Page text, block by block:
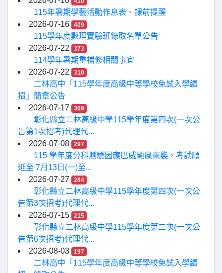
115年暑期學藝活動作息表、課前提醒
2026-07-16
409
115學年度數理實驗班錄取名單公告
2026-07-22
373
114學年暑期重補修相關事宜
2026-07-22
310
二林高中「115學年度高級中等學校免試入學續
招」簡章公告
2026-07-17
309
彰化縣立二林高級中學115學年度第四次(一次公
告第1次招考)代理代...
2026-07-08
297
115 學年度分科測驗因應巴威颱風來襲，考試順
延至 7月13日(一)至...
2026-07-27
284
彰化縣立二林高級中學115學年度第四次(一次公
告第3次招考)代理代...
2026-07-15
215
彰化縣立二林高級中學115學年度第二次(一次公
告第6次招考)代理代...
2026-08-03
197
二林高中「115學年度高級中等學校免試入學續